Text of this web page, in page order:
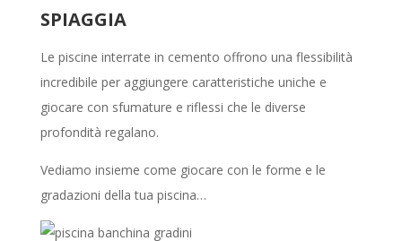
SPIAGGIA
Le piscine interrate in cemento offrono una flessibilità
incredibile per aggiungere caratteristiche uniche e
giocare con sfumature e riflessi che le diverse
profondità regalano.
Vediamo insieme come giocare con le forme e le
gradazioni della tua piscina…